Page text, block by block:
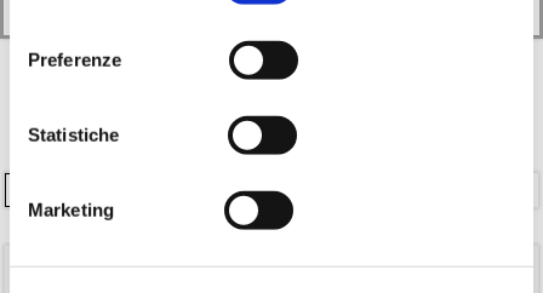
Preferenze
Statistiche
Marketing
TAGS